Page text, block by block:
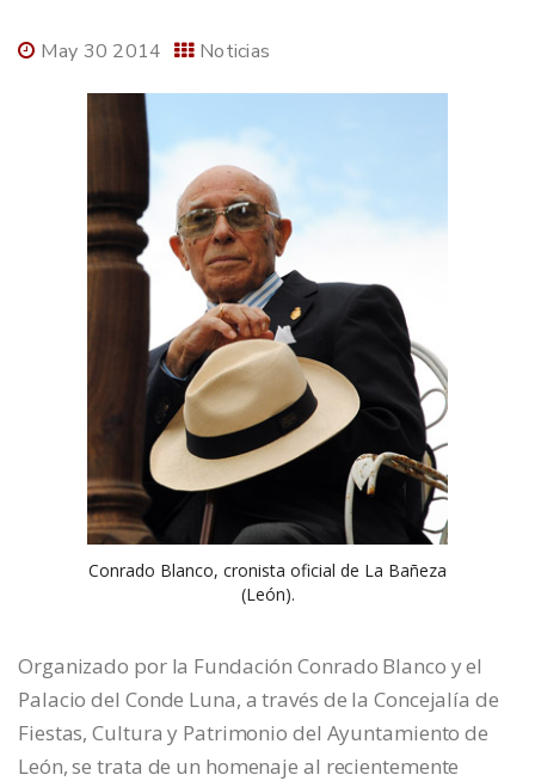
May 30 2014 Noticias
Conrado Blanco, cronista oficial de La Bañeza
(León).
Organizado por la Fundación Conrado Blanco y el
Palacio del Conde Luna, a través de la Concejalía de
Fiestas, Cultura y Patrimonio del Ayuntamiento de
León, se trata de un homenaje al recientemente